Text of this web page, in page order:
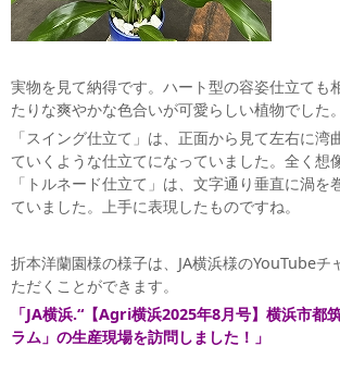
実物を見て納得です。ハート型の容姿仕立ても
たりな爽やかな色合いが可愛らしい植物でした。
「スイング仕立て」は、正面から見て左右に湾
ていくような仕立てになっていました。全く想
「トルネード仕立て」は、文字通り垂直に渦を
ていました。上手に表現したものですね。
折本洋蘭園様の様子は、JA横浜様のYouTubeチ
ただくことができます。
「JA横浜.“【Agri横浜2025年8月号】横浜市都
ラム」の生産現場を訪問しました！ 」